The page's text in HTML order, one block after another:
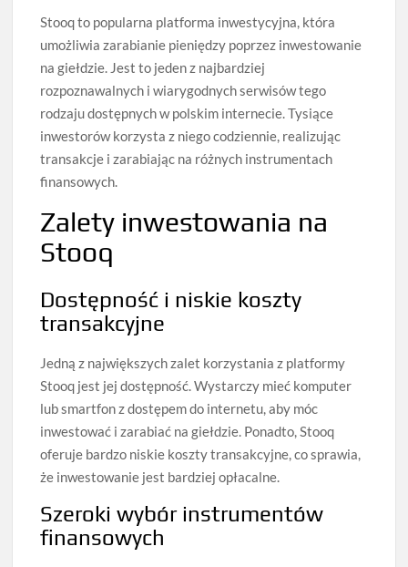
Stooq to popularna platforma inwestycyjna, która
umożliwia zarabianie pieniędzy poprzez inwestowanie
na giełdzie. Jest to jeden z najbardziej
rozpoznawalnych i wiarygodnych serwisów tego
rodzaju dostępnych w polskim internecie. Tysiące
inwestorów korzysta z niego codziennie, realizując
transakcje i zarabiając na różnych instrumentach
finansowych.
Zalety inwestowania na
Stooq
Dostępność i niskie koszty
transakcyjne
Jedną z największych zalet korzystania z platformy
Stooq jest jej dostępność. Wystarczy mieć komputer
lub smartfon z dostępem do internetu, aby móc
inwestować i zarabiać na giełdzie. Ponadto, Stooq
oferuje bardzo niskie koszty transakcyjne, co sprawia,
że inwestowanie jest bardziej opłacalne.
Szeroki wybór instrumentów
finansowych